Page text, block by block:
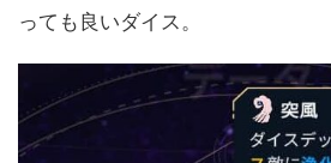
っても良いダイス。